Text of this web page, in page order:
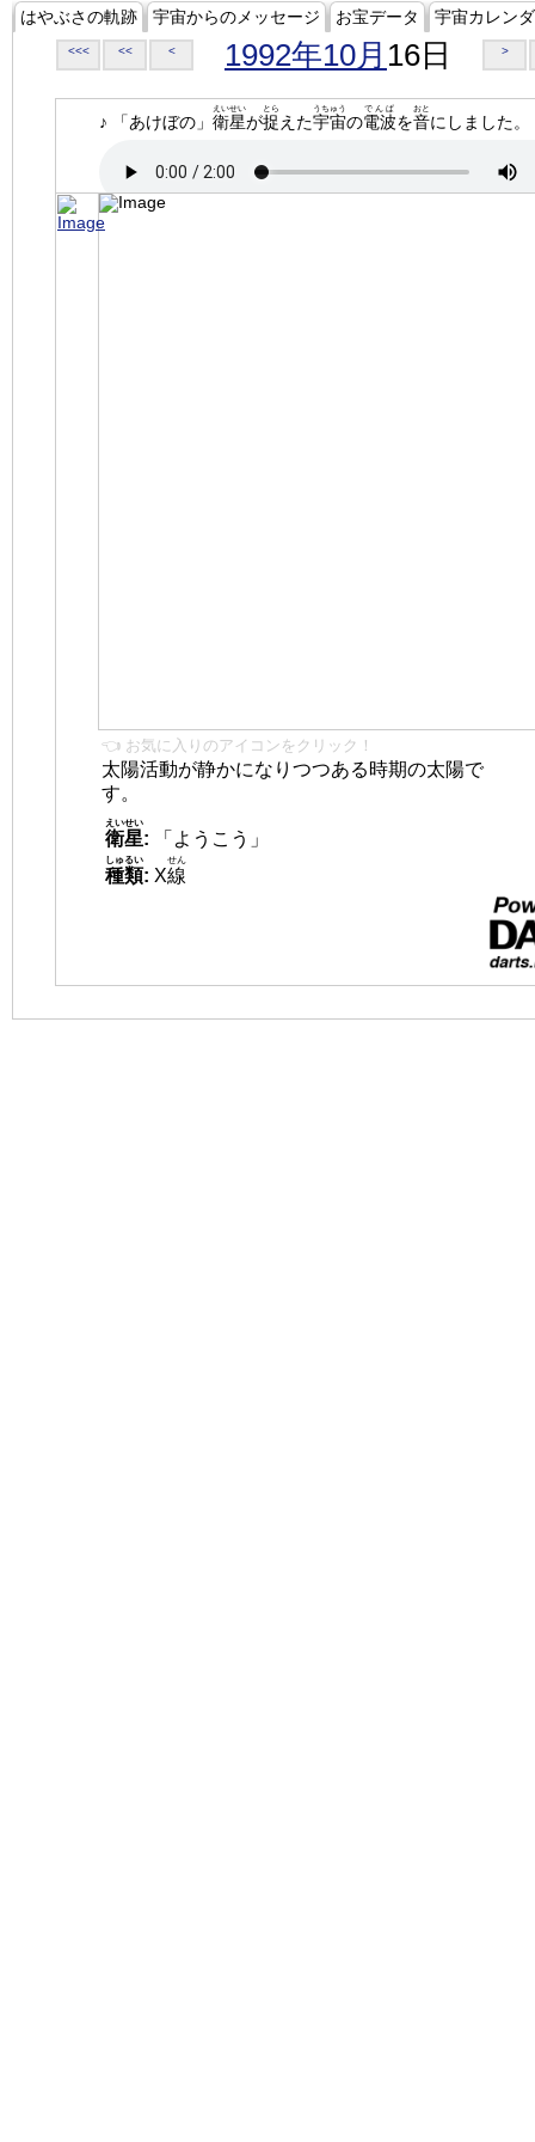
はやぶさの軌跡 宇宙からのメッセージ お宝データ 宇宙カレン
<<< << < 1992年10月 16日 >
♪ 「あけぼの」 衛星
えいせい
が捉
とら
えた宇宙
うちゅう
の電波
でんぱ
を音
おと
にしました。
👈 お気に入りのアイコンをクリック！
太陽活動が静かになりつつある時期の太陽で
す。
衛星
えいせい
:
「ようこう」
種類
しゅるい
: X線
せん